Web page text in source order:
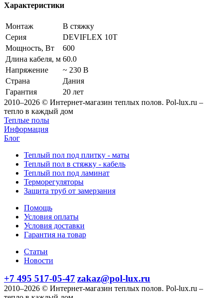
Характеристики
Монтаж
В стяжку
Серия
DEVIFLEX 10T
Мощность, Вт
600
Длина кабеля, м 60.0
Напряжение
~ 230 В
Страна
Дания
Гарантия
20 лет
2010–2026 © Интернет-магазин теплых полов. Pol-lux.ru –
тепло в каждый дом
Теплые полы
Информация
Блог
Теплый пол под плитку - маты
Теплый пол в стяжку - кабель
Теплый пол под ламинат
Терморегуляторы
Защита труб от замерзания
Помощь
Условия оплаты
Условия доставки
Гарантия на товар
Статьи
Новости
+7 495 517-05-47 zakaz@pol-lux.ru
2010–2026 © Интернет-магазин теплых полов. Pol-lux.ru –